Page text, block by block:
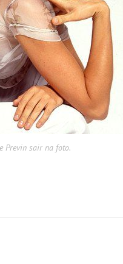
Previn sair na foto.